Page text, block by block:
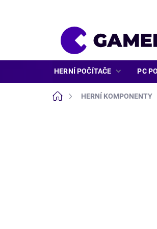
HERNÍ POČÍTAČE PC
Domů HERNÍ KOMPONENTY